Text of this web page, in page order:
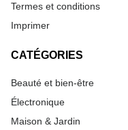
Termes et conditions
Imprimer
CATÉGORIES
Beauté et bien-être
Électronique
Maison & Jardin